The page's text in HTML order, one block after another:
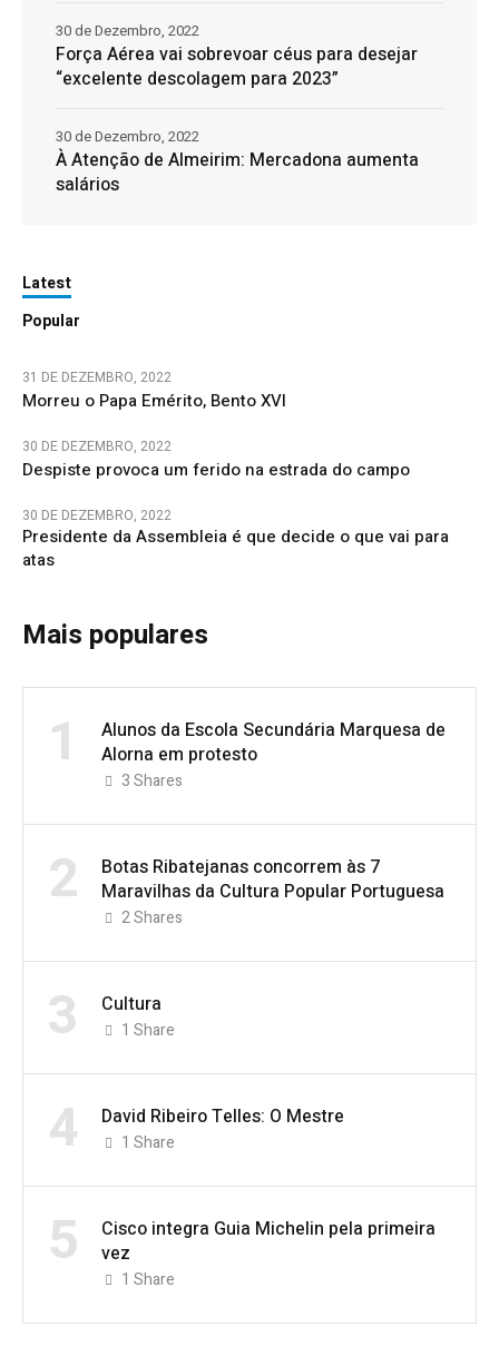
Força Aérea vai sobrevoar céus para desejar
“excelente descolagem para 2023”
30 de Dezembro, 2022
À Atenção de Almeirim: Mercadona aumenta
salários
30 de Dezembro, 2022
Latest
Popular
31 DE DEZEMBRO, 2022
Morreu o Papa Emérito, Bento XVI
30 DE DEZEMBRO, 2022
Despiste provoca um ferido na estrada do campo
30 DE DEZEMBRO, 2022
Presidente da Assembleia é que decide o que vai para
atas
Mais populares
1
Alunos da Escola Secundária Marquesa de
Alorna em protesto
3Shares
2
Botas Ribatejanas concorrem às 7
Maravilhas da Cultura Popular Portuguesa
2Shares
3 Cultura
1 Share
4 David Ribeiro Telles: O Mestre
1 Share
5
Cisco integra Guia Michelin pela primeira
vez
1 Share